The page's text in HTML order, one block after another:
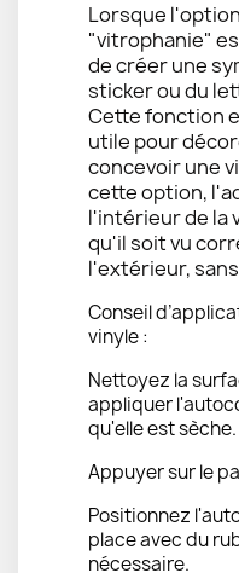
Lorsque
"vitrophanie"
de créer une
sticker ou du
Cette fonction
utile pour
concevoir une
cette option,
l'intérieur de la
qu'il soit vu
l'extérieur,
Conseil
vinyle :
Nettoyez la
appliquer
qu'elle est sèche.
Appuyer sur le
Positionnez
place avec du
nécessaire.